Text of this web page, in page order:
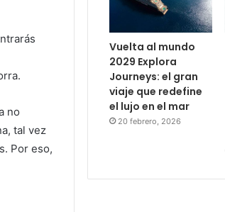
no
tal vez
Por eso,
Vuelta al mundo
2029 Explora
Journeys: el gran
viaje que redefine
el lujo en el mar
20 febrero, 2026